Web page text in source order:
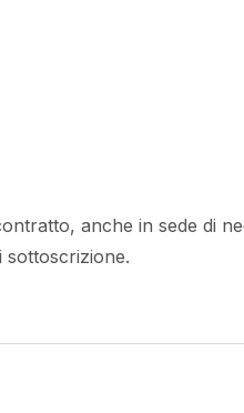
anche in sede di
sottoscrizione.